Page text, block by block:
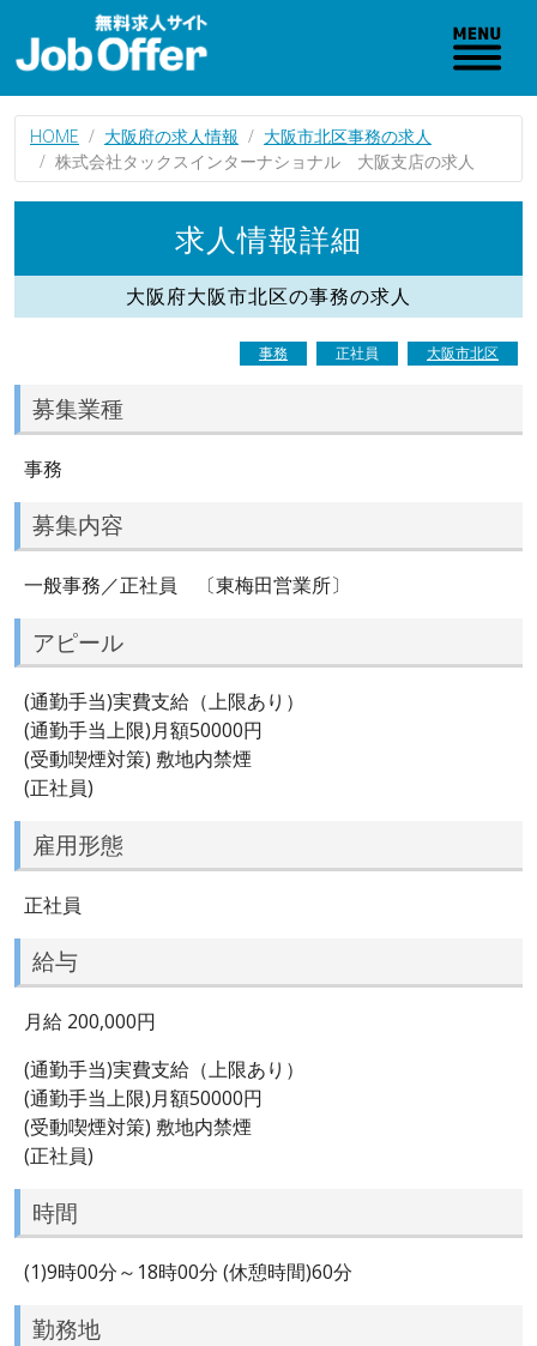
HOME 大阪府の求人情報
大阪市北区事務の求人
株式会社タックスインターナショナル 大阪支店の求人
求人情報詳細
大阪府大阪市北区の事務の求人
事務 正社員 大阪市北区
募集業種
事務
募集内容
一般事務／正社員 〔東梅田営業所〕
アピール
(通勤手当)実費支給（上限あり）
(通勤手当上限)月額50000円
(受動喫煙対策) 敷地内禁煙
(正社員)
雇用形態
正社員
給与
月給 200,000円
(通勤手当)実費支給（上限あり）
(通勤手当上限)月額50000円
(受動喫煙対策) 敷地内禁煙
(正社員)
時間
(1)9時00分～18時00分 (休憩時間)60分
勤務地